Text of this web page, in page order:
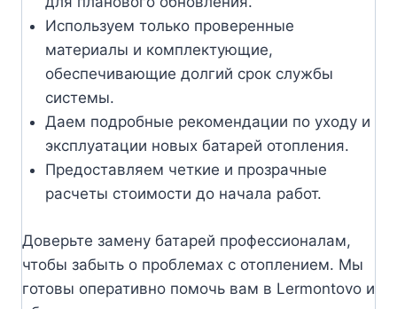
Используем только проверенные
материалы и комплектующие,
обеспечивающие долгий срок службы
системы.
Даем подробные рекомендации по уходу и
эксплуатации новых батарей отопления.
Предоставляем четкие и прозрачные
расчеты стоимости до начала работ.
Доверьте замену батарей профессионалам,
чтобы забыть о проблемах с отоплением. Мы
готовы оперативно помочь вам в Lermontovo и